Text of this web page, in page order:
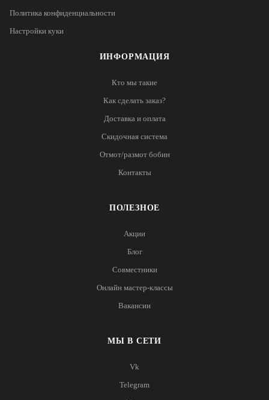
ИНФОРМАЦИЯ
Кто мы такие
Как сделать заказ?
Доставка и оплата
Скидочная система
Отмот/размот бобин
Контакты
ПОЛЕЗНОЕ
Акции
Блог
Совместники
Онлайн мастер-классы
Вакансии
МЫ В СЕТИ
Vk
Telegram
Политика конфиденциальности
Настройки куки